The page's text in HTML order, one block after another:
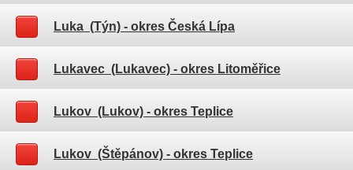
Luka (Týn) - okres Česká Lípa
Lukavec (Lukavec) - okres Litoměřice
Lukov (Lukov) - okres Teplice
Lukov (Štěpánov) - okres Teplice